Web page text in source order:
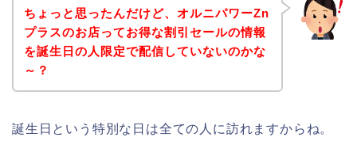
ちょっと思ったんだけど、オルニパワーZn
プラスのお店ってお得な割引セールの情報
を誕生日の人限定で配信していないのかな
～？
誕生日という特別な日は全ての人に訪れますからね。